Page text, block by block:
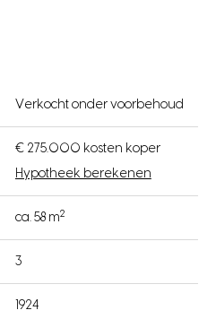
Verkocht onder voorbehoud
€ 275.000 kosten koper
Hypotheek berekenen
ca. 58 m2
3
1924